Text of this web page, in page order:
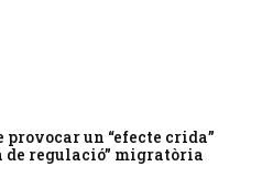
provocar un “efecte crida”
de regulació” migratòria